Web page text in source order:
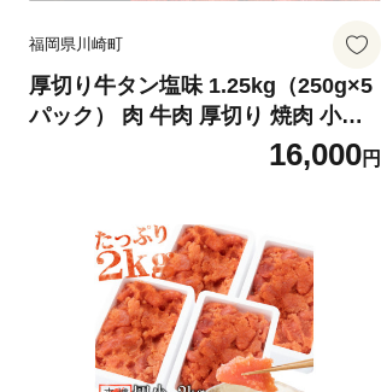
福岡県川崎町
厚切り牛タン塩味 1.25kg（250g×5
パック） 肉 牛肉 厚切り 焼肉 小分
け 個包装 味付け 味付き 人気 冷凍
焼くだけ 簡単調理 牛タン にく お肉
ドア 訳あり おすすめ 冷凍牛タン 使
いやすい ぎゅうたん お取り寄せ 牛
たん 福岡県 川崎町
16,000円